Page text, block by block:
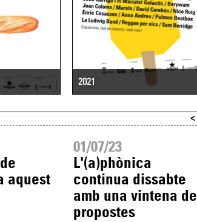
2021
aquest
01/07/23
L'(a)phònica
continua dissabte
amb una vintena de
propostes
<